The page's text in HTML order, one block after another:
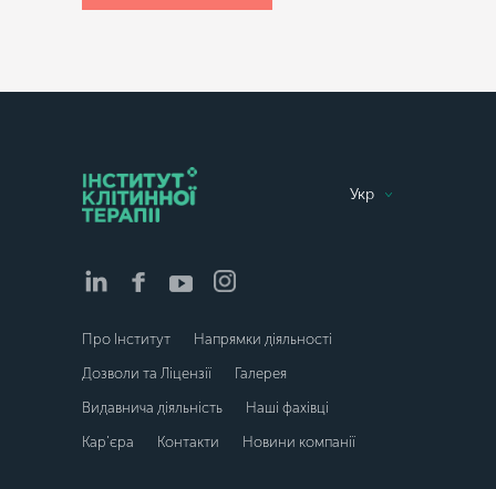
Укр
Про Інститут Напрямки діяльності
Дозволи та Ліцензії Галерея
Видавнича діяльність Наші фахівці
Кар’єра Контакти Новини компанії